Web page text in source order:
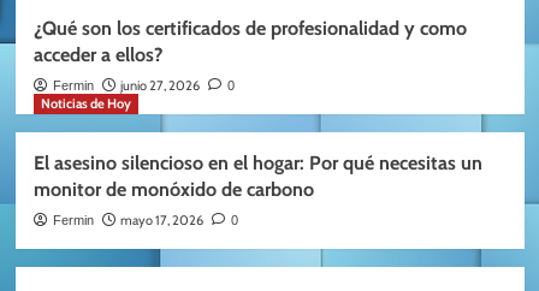
¿Qué son los certificados de profesionalidad y como
acceder a ellos?
Fermin junio 27, 2026 0
Noticias de Hoy
El asesino silencioso en el hogar: Por qué necesitas un
monitor de monóxido de carbono
Fermin mayo 17, 2026 0